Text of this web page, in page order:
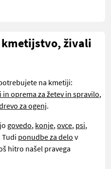
kmetijstvo, živali
na kmetiji:
in oprema za žetev in spravilo,
za ogenj.
govedo, konje,ovce, psi,
Tudi ponudbe za delo v
hitro našel pravega